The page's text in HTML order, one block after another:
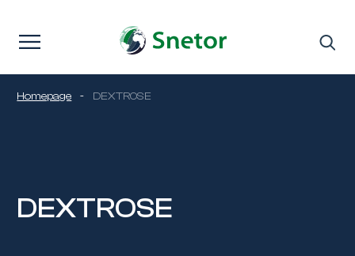
Homepage - DEXTROSE
DEXTROSE